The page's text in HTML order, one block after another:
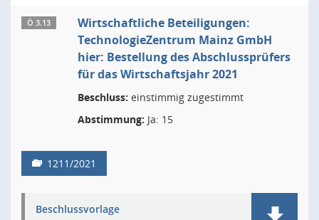
Ö 3.13
Wirtschaftliche Beteiligungen:
TechnologieZentrum Mainz GmbH
hier: Bestellung des Abschlussprüfers
für das Wirtschaftsjahr 2021
Beschluss: einstimmig zugestimmt
Abstimmung: Ja: 15
1211/2021
Beschlussvorlage